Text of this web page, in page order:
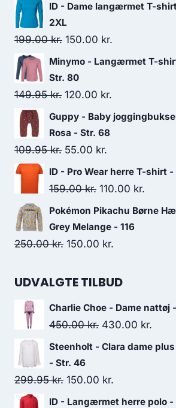
ID - Dame langærmet T-
2XL
199.00kr. Original
price
was:
199.00 kr..
150.00 kr.
price
Minymo - Langærmet T-
Str. 80
149.95kr. Original
price
was:
149.95 kr..
120.00 kr.
price
Guppy - Baby
Rosa - Str. 68
109.95kr. Original
price
was:
55.00 kr.
price
is:
ID - Pro Wear herre T-shirt
159.00kr. Original
price
was:
159.00 kr..
110.00 kr.
price
Pokémon Pikachu Børne
Grey Melange - 116
250.00kr. Original
was:
150.00 kr.
is:
UDVALGTE TILBUD
Charlie Choe - Dame nattøj
450.00kr. Original
price
450.00 kr..
430.00 kr.
price
Steenholt - Clara dame
- Str. 46
299.95kr. Original
price
150.00 kr.
price
ID - Langærmet herre polo -